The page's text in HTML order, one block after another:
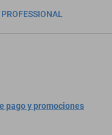
pago y promociones